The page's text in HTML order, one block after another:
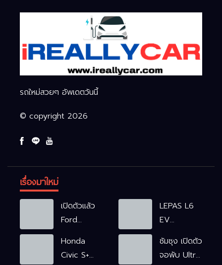
รถใหม่สวยๆ อัพเดตวันนี้
© copyright 2026
เรื่องมาใหม่
เปิดตัวแล้ว
Ford
WOLFTRAK
LEPAS L6
EV
L6 EV
Comfort
Honda
Civic S+
ซัมซุง เปิดตัว
จอพับ Ultra